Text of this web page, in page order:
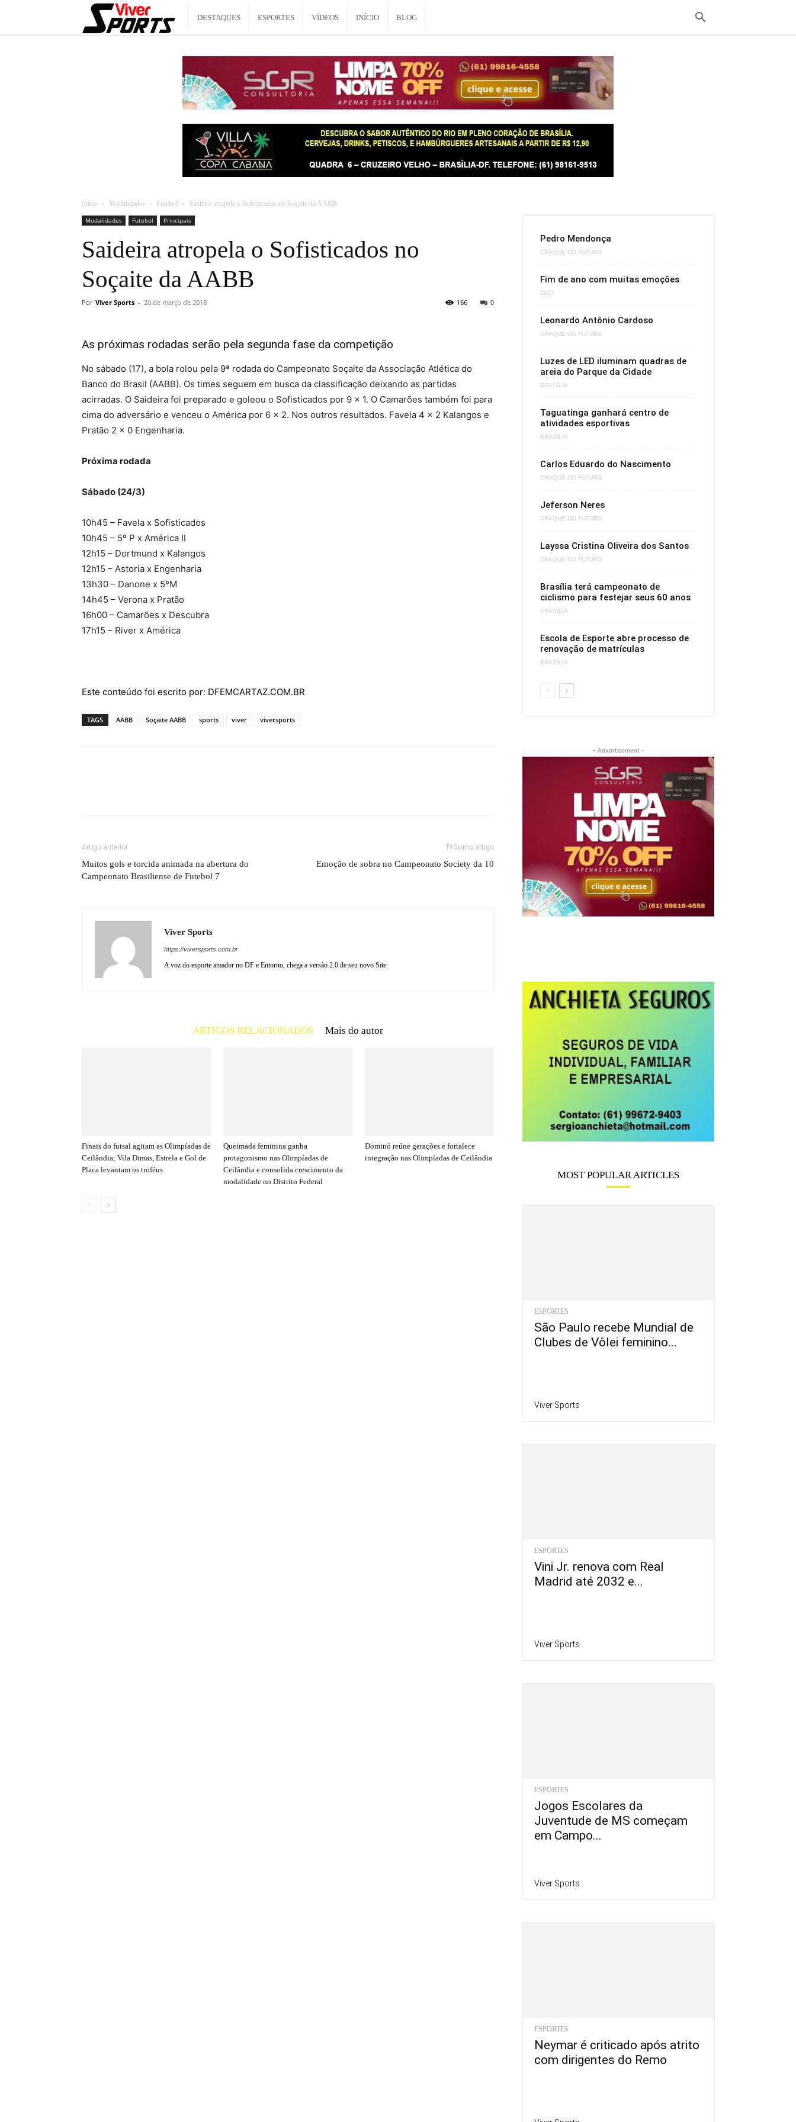
Viver
DESTAQUES ESPORTES VÍDEOS INÍCIO BLOG
Início Modalidades Futebol
Saideira atropela o Sofisticados no Soçaite da AABB
Modalidades
Futebol Principais
Saideira atropela o Sofisticados no
Soçaite da AABB
Por Viver Sports - 20 de março de 2018 0
166
As próximas rodadas serão pela segunda fase da competição
No sábado (17), a bola rolou pela 9ª rodada do Campeonato Soçaite da Associação Atlética do
Banco do Brasil (AABB). Os times seguem em busca da classificação deixando as partidas
acirradas. O Saideira foi preparado e goleou o Sofisticados por 9 x 1. O Camarões também foi para
cima do adversário e venceu o América por 6 x 2. Nos outros resultados. Favela 4 x 2 Kalangos e
Pratão 2 x 0 Engenharia.
Próxima rodada
Sábado (24/3)
10h45 – Favela x Sofisticados
10h45 – 5º P x América II
12h15 – Dortmund x Kalangos
12h15 – Astoria x Engenharia
13h30 – Danone x 5ºM
14h45 – Verona x Pratão
16h00 – Camarões x Descubra
17h15 – River x América
Este conteúdo foi escrito por: DFEMCARTAZ.COM.BR
TAGS AABB Soçaite AABB sports viver viversports
Artigo anterior
Muitos gols e torcida animada na abertura do
Campeonato Brasiliense de Futebol 7
Próximo artigo
Emoção de sobra no Campeonato Society da 10
Viver Sports
https://viversports.com.br
A voz do esporte amador no DF e Entorno, chega a versão 2.0 de seu novo Site
ARTIGOS RELACIONADOS Mais do autor
Finais do futsal agitam as Olimpíadas de
Ceilândia; Vila Dimas, Estrela e Gol de
Placa levantam os troféus
Queimada feminina ganha
protagonismo nas Olimpíadas de
Ceilândia e consolida crescimento da
modalidade no Distrito Federal
Dominó reúne gerações e fortalece
integração nas Olimpíadas de Ceilândia
Pedro Mendonça
CRAQUE DO FUTURO
Fim de ano com muitas emoções
2013
Leonardo Antônio Cardoso
CRAQUE DO FUTURO
Luzes de LED iluminam quadras de
areia do Parque da Cidade
BRASÍLIA
Taguatinga ganhará centro de
atividades esportivas
BRASÍLIA
Carlos Eduardo do Nascimento
CRAQUE DO FUTURO
Jeferson Neres
CRAQUE DO FUTURO
Layssa Cristina Oliveira dos Santos
CRAQUE DO FUTURO
Brasília terá campeonato de
ciclismo para festejar seus 60 anos
BRASÍLIA
Escola de Esporte abre processo de
renovação de matrículas
BRASÍLIA
- Advertisement -
MOST POPULAR ARTICLES
ESPORTES
São Paulo recebe Mundial de
Clubes de Vôlei feminino...
Viver Sports
ESPORTES
Vini Jr. renova com Real
Madrid até 2032 e...
Viver Sports
ESPORTES
Jogos Escolares da
Juventude de MS começam
em Campo...
Viver Sports
ESPORTES
Neymar é criticado após atrito
com dirigentes do Remo